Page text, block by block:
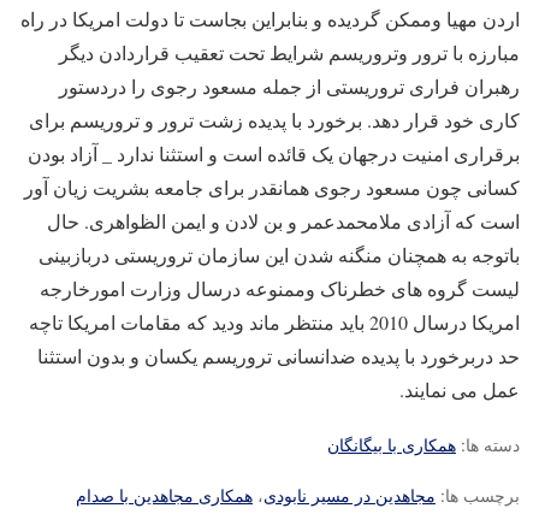
اردن مهیا وممکن گردیده و بنابراین بجاست تا دولت امریکا در راه
مبارزه با ترور وتروریسم شرایط تحت تعقیب قراردادن دیگر
رهبران فراری تروریستی از جمله مسعود رجوی را دردستور
کاری خود قرار دهد. برخورد با پدیده زشت ترور و تروریسم برای
برقراری امنیت درجهان یک قائده است و استثنا ندارد _ آزاد بودن
کسانی چون مسعود رجوی همانقدر برای جامعه بشریت زیان آور
است که آزادی ملامحمدعمر و بن لادن و ایمن الظواهری. حال
باتوجه به همچنان منگنه شدن این سازمان تروریستی دربازبینی
لیست گروه های خطرناک وممنوعه درسال وزارت امورخارجه
امریکا درسال 2010 باید منتظر ماند ودید که مقامات امریکا تاچه
حد دربرخورد با پدیده ضدانسانی تروریسم یکسان و بدون استثنا
عمل می نمایند.
دسته ها: همکاری با بیگانگان
برچسب ها: مجاهدین در مسیر نابودی، همکاری مجاهدین با صدام